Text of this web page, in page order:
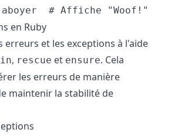
en Ruby
erreurs et les exceptions à l'aide
, rescue et ensure. Cela
les erreurs de manière
maintenir la stabilité de